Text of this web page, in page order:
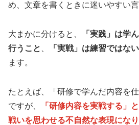
め、文章を書くときに迷いやすい言
大まかに分けると、
「実践」は学
行うこと
「実戦」は練習ではな
ます。
たとえば、「研修で学んだ内容を
ですが、
「研修内容を実戦する」
戦いを思わせる不自然な表現になり